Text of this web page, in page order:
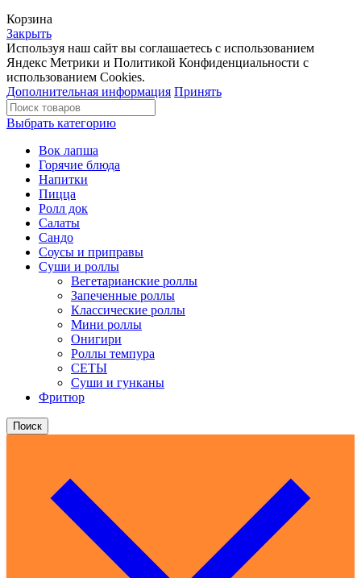
Корзина
Закрыть
Используя наш сайт вы соглашаетесь с использованием
Яндекс Метрики и Политикой Конфиденциальности с
использованием Cookies.
Дополнительная информация Принять
Выбрать категорию
Вок лапша
Горячие блюда
Напитки
Пицца
Ролл док
Салаты
Сандо
Соусы и приправы
Суши и роллы
Вегетарианские роллы
Запеченные роллы
Классические роллы
Мини роллы
Онигири
Роллы темпура
СЕТЫ
Суши и гунканы
Фритюр
Поиск